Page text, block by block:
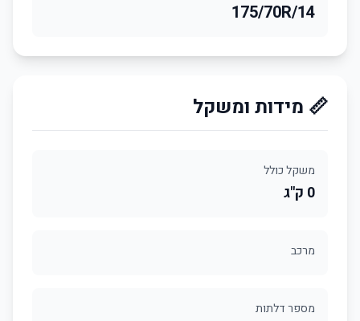
175/70R/14
📏 מידות ומשקל
משקל כולל
0 ק"ג
מרכב
מספר דלתות